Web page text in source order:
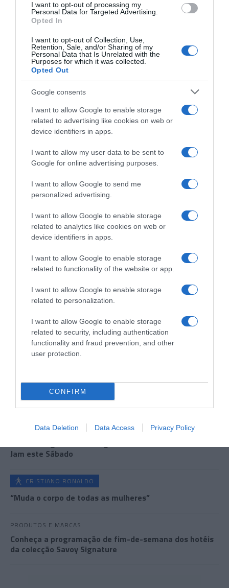
I want to opt-out of processing my
Personal Data for Targeted Advertising.
Opted In
I want to opt-out of Collection, Use,
Retention, Sale, and/or Sharing of my
Personal Data that Is Unrelated with the
Purposes for which it was collected.
Opted Out
Google consents
I want to allow Google to enable storage
related to advertising like cookies on web or
device identifiers in apps.
I want to allow my user data to be sent to
Google for online advertising purposes.
I want to allow Google to send me
personalized advertising.
I want to allow Google to enable storage
related to analytics like cookies on web or
device identifiers in apps.
I want to allow Google to enable storage
related to functionality of the website or app.
I want to allow Google to enable storage
related to personalization.
I want to allow Google to enable storage
related to security, including authentication
functionality and fraud prevention, and other
user protection.
CONFIRM
Data Deletion Data Access Privacy Policy
com o seu antecessor. Desta forma, a OLED T
consegue oferecer a melhor experiência em ecrã
transparente e cores vibrantes no ecrã opaco, tudo
através do simples clique num botão.
“Um feito incrível ao nível da inovação orientada
para o consumidor, a LG SIGNATURE OLED T
oferece experiências de visualização totalmente
novas, além da qualidade de imagem e
performance da nossa premiada tecnologia
OLED”, afirma Park Hyoung-sei, presidente da
LG Home Entertainment Company. “A OLED
transparente da LG dá os consumidores uma
maior liberdade para organizar os seus espaços
residenciais, redefinindo completamente o que é
possível e apontando o caminho para um futuro
entusiasmante para a indústria televisiva.”
Comentários
Últimas
ROTEIRO
Jam este Sábado
CRISTIANO RONALDO
“Muda o corpo de todas as mulheres”
PRODUTOS E MARCAS
Conheça a programação de fim-de-semana dos hotéis
da colecção Savoy Signature